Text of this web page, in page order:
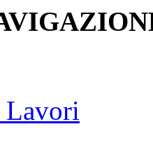
Lavori